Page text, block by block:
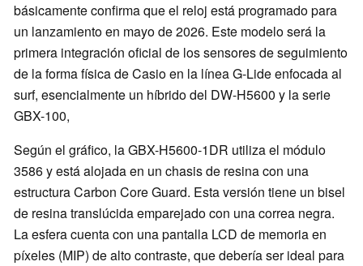
básicamente confirma que el reloj está programado para
un lanzamiento en mayo de 2026. Este modelo será la
primera integración oficial de los sensores de seguimiento
de la forma física de Casio en la línea G-Lide enfocada al
surf, esencialmente un híbrido del DW-H5600 y la serie
GBX-100,
Según el gráfico, la GBX-H5600-1DR utiliza el módulo
3586 y está alojada en un chasis de resina con una
estructura Carbon Core Guard. Esta versión tiene un bisel
de resina translúcida emparejado con una correa negra.
La esfera cuenta con una pantalla LCD de memoria en
píxeles (MIP) de alto contraste, que debería ser ideal para